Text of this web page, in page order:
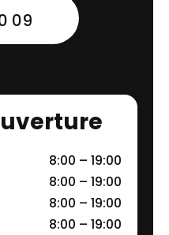
09
8:00 – 19:00
8:00 – 19:00
8:00 – 19:00
8:00 – 19:00